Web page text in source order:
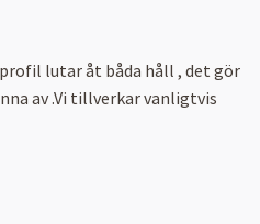
lutar åt båda håll , det gör
av .Vi tillverkar vanligtvis